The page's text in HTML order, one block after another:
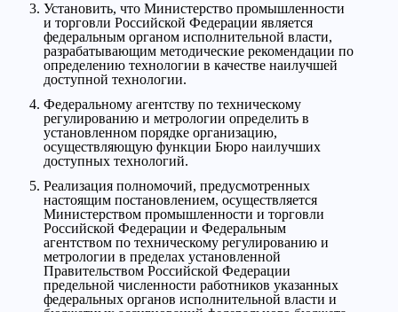
Установить, что Министерство промышленности
и торговли Российской Федерации является
федеральным органом исполнительной власти,
разрабатывающим методические рекомендации по
определению технологии в качестве наилучшей
доступной технологии.
Федеральному агентству по техническому
регулированию и метрологии определить в
установленном порядке организацию,
осуществляющую функции Бюро наилучших
доступных технологий.
Реализация полномочий, предусмотренных
настоящим постановлением, осуществляется
Министерством промышленности и торговли
Российской Федерации и Федеральным
агентством по техническому регулированию и
метрологии в пределах установленной
Правительством Российской Федерации
предельной численности работников указанных
федеральных органов исполнительной власти и